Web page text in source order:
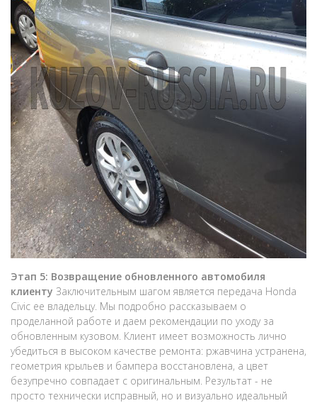
Этап 5: Возвращение обновленного автомобиля
клиенту Заключительным шагом является передача Honda
Civic ее владельцу. Мы подробно рассказываем о
проделанной работе и даем рекомендации по уходу за
обновленным кузовом. Клиент имеет возможность лично
убедиться в высоком качестве ремонта: ржавчина устранена,
геометрия крыльев и бампера восстановлена, а цвет
безупречно совпадает с оригинальным. Результат - не
просто технически исправный, но и визуально идеальный